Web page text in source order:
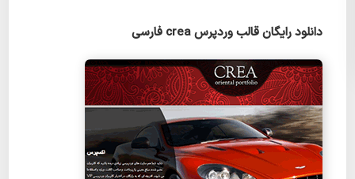
دانلود رایگان قالب وردپرس crea فارسی